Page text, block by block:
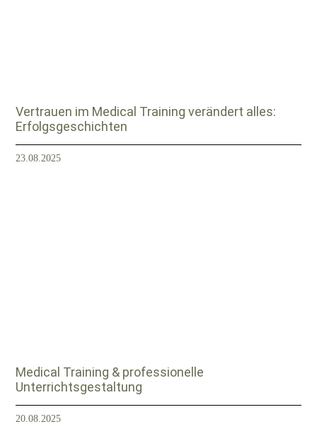
Vertrauen im Medical Training verändert alles:
Erfolgsgeschichten
23.08.2025
Medical Training & professionelle
Unterrichtsgestaltung
20.08.2025